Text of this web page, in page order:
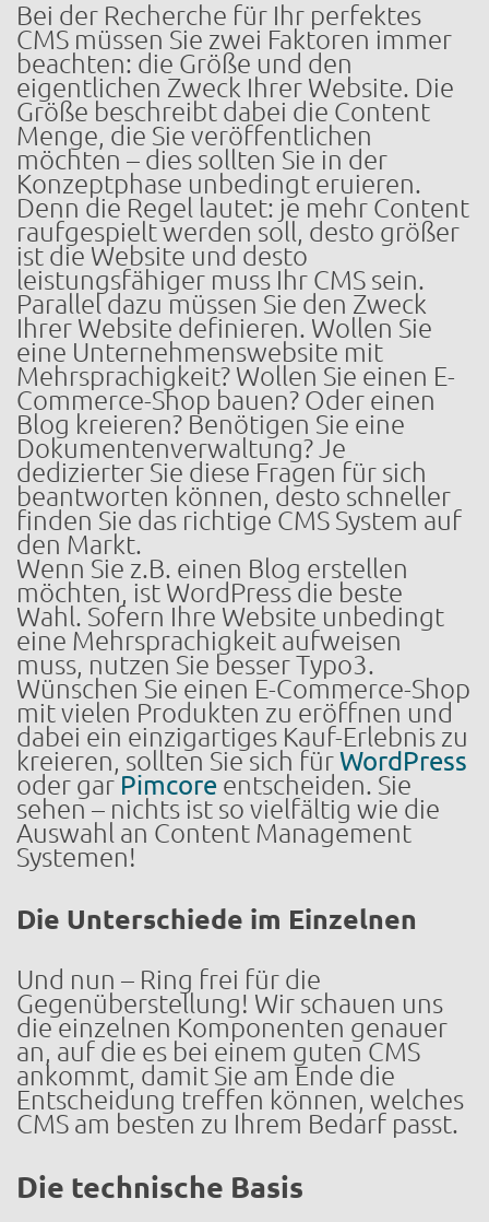
Bei der Recherche für Ihr perfektes
CMS müssen Sie zwei Faktoren immer
beachten: die Größe und den
eigentlichen Zweck Ihrer Website. Die
Größe beschreibt dabei die Content
Menge, die Sie veröffentlichen
möchten – dies sollten Sie in der
Konzeptphase unbedingt eruieren.
Denn die Regel lautet: je mehr Content
raufgespielt werden soll, desto größer
ist die Website und desto
leistungsfähiger muss Ihr CMS sein.
Parallel dazu müssen Sie den Zweck
Ihrer Website definieren. Wollen Sie
eine Unternehmenswebsite mit
Mehrsprachigkeit? Wollen Sie einen E-
Commerce-Shop bauen? Oder einen
Blog kreieren? Benötigen Sie eine
Dokumentenverwaltung? Je
dedizierter Sie diese Fragen für sich
beantworten können, desto schneller
finden Sie das richtige CMS System auf
den Markt.
Wenn Sie z.B. einen Blog erstellen
möchten, ist WordPress die beste
Wahl. Sofern Ihre Website unbedingt
eine Mehrsprachigkeit aufweisen
muss, nutzen Sie besser Typo3.
Wünschen Sie einen E-Commerce-Shop
mit vielen Produkten zu eröffnen und
dabei ein einzigartiges Kauf-Erlebnis zu
kreieren, sollten Sie sich fürWordPress
oder gar Pimcore entscheiden. Sie
sehen – nichts ist so vielfältig wie die
Auswahl an Content Management
Systemen!
Die Unterschiede im Einzelnen
Und nun – Ring frei für die
Gegenüberstellung! Wir schauen uns
die einzelnen Komponenten genauer
an, auf die es bei einem guten CMS
ankommt, damit Sie am Ende die
Entscheidung treffen können, welches
CMS am besten zu Ihrem Bedarf passt.
Die technische Basis